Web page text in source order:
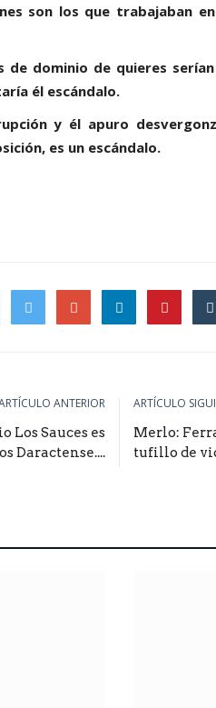
son los que trabajaban
de dominio de quieres
él escándalo.
y él apuro
es un escándalo.
ANTERIOR
Los Sauces es
Daractense....
ARTÍCULO
Merlo:
tufillo de
elegida sede
este viernes en la Casa de
ultimo
La